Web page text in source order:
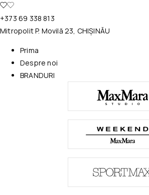
+373 69 338 813
Mitropolit P. Movilă 23, CHIȘINĂU
Prima
Despre noi
BRANDURI